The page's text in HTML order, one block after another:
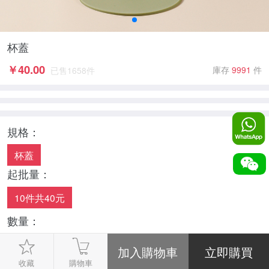
杯蓋
￥40.00 已售 1658件 庫存 9991 件
規格：
杯蓋
起批量：
10件共40元
數量：
-
+
收藏 購物車